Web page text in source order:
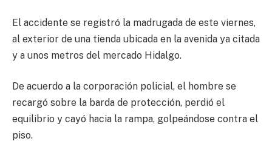
El accidente se registró la madrugada de este viernes,
al exterior de una tienda ubicada en la avenida ya citada
y a unos metros del mercado Hidalgo.
De acuerdo a la corporación policial, el hombre se
recargó sobre la barda de protección, perdió el
equilibrio y cayó hacia la rampa, golpeándose contra el
piso.